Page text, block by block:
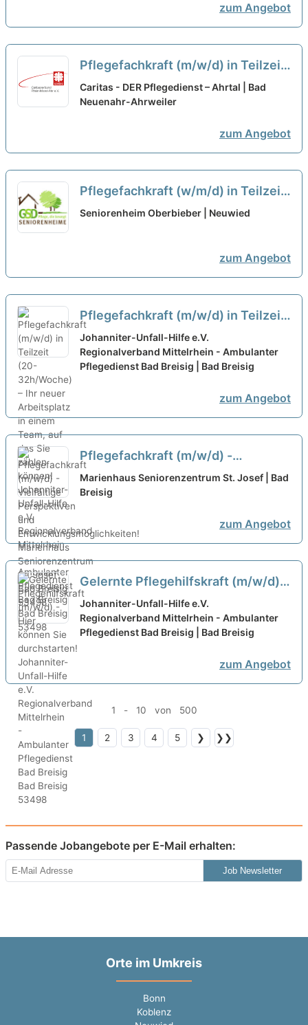
zum Angebot
Pflegefachkraft (m/w/d) in Teilzeit
(ab 50-75%) oder Vollzeit – Dein
neuer Arbeitsplatz in einem
Caritas - DER Pflegedienst – Ahrtal | Bad
Neuenahr-Ahrweiler
zum Angebot
Pflegefachkraft (w/m/d) in Teilzeit
- Vervollständige unser Team!
Seniorenheim Oberbieber | Neuwied
zum Angebot
Pflegefachkraft (m/w/d) in Teilzeit
(20-32h/Woche) – Ihr neuer
Arbeitsplatz in einem Team, auf
das Sie zählen können! neu
Johanniter-Unfall-Hilfe e.V.
Regionalverband Mittelrhein - Ambulanter
Pflegedienst Bad Breisig | Bad Breisig
zum Angebot
Pflegefachkraft (m/w/d) -
Vielfältige Perspektiven und
Entwicklungsmöglichkeiten!
Marienhaus Seniorenzentrum St. Josef | Bad
Breisig
zum Angebot
Gelernte Pflegehilfskraft (m/w/d) -
Hier können Sie durchstarten!
Johanniter-Unfall-Hilfe e.V.
Regionalverband Mittelrhein - Ambulanter
Pflegedienst Bad Breisig | Bad Breisig
zum Angebot
1 - 10 von 500
1 2 3 4 5 ❯ ❯❯
Passende Jobangebote per E-Mail erhalten:
Job Newsletter
Orte im Umkreis
Bonn
Koblenz